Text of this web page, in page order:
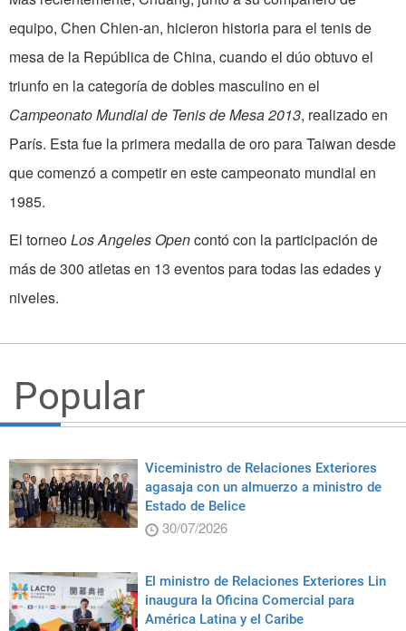
equipo, Chen Chien-an, hicieron historia para el tenis de
mesa de la República de China, cuando el dúo obtuvo el
triunfo en la categoría de dobles masculino en el
Campeonato Mundial de Tenis de Mesa2013, realizado en
París. Esta fue la primera medalla de oro para Taiwan desde
que comenzó a competir en este campeonato mundial en
1985.
El torneoLos Angeles Opencontó con la participación de
más de 300 atletas en 13 eventos para todas las edades y
niveles.
Popular
Viceministro de Relaciones Exteriores
agasaja con un almuerzo a ministro de
Estado de Belice
30/07/2026
El ministro de Relaciones Exteriores Lin
inaugura la Oficina Comercial para
América Latina y el Caribe